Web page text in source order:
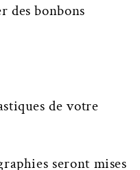
des bonbons
de votre
seront mises